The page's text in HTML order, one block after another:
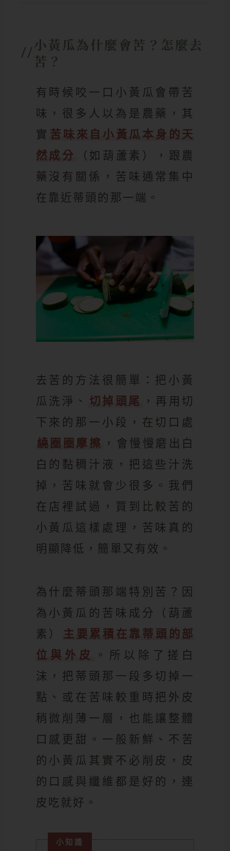
小黃瓜為什麼會苦？怎麼去
苦？
有時候咬一口小黃瓜會帶苦
味，很多人以為是農藥，其
實 苦味來自小黃瓜本身的天
然成分
（如葫蘆素），跟農
藥沒有關係，苦味通常集中
在靠近蒂頭的那一端。
去苦的方法很簡單：把小黃
瓜洗淨、
切掉頭尾
，再用切
下來的那一小段，在切口處
繞圈圈摩擦 ，會慢慢磨出白
白的黏稠汁液，把這些汁洗
掉，苦味就會少很多。我們
在店裡試過，買到比較苦的
小黃瓜這樣處理，苦味真的
明顯降低，簡單又有效。
為什麼蒂頭那端特別苦？因
為小黃瓜的苦味成分（葫蘆
素）
主要累積在靠蒂頭的部
位與外皮
。所以除了搓白
沫，把蒂頭那一段多切掉一
點、或在苦味較重時把外皮
稍微削薄一層，也能讓整體
口感更甜。一般新鮮、不苦
的小黃瓜其實不必削皮，皮
的口感與纖維都是好的，連
皮吃就好。